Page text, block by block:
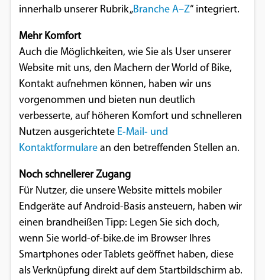
innerhalb unserer Rubrik „Branche A–Z“ integriert.
Mehr Komfort
Auch die Möglichkeiten, wie Sie als User unserer
Website mit uns, den Machern der World of Bike,
Kontakt aufnehmen können, haben wir uns
vorgenommen und bieten nun deutlich
verbesserte, auf höheren Komfort und schnelleren
Nutzen ausgerichtete E-Mail- und
Kontaktformularean den betreffenden Stellen an.
Noch schnellerer Zugang
Für Nutzer, die unsere Website mittels mobiler
Endgeräte auf Android-Basis ansteuern, haben wir
einen brandheißen Tipp: Legen Sie sich doch,
wenn Sie world-of-bike.de im Browser Ihres
Smartphones oder Tablets geöffnet haben, diese
als Verknüpfung direkt auf dem Startbildschirm ab.